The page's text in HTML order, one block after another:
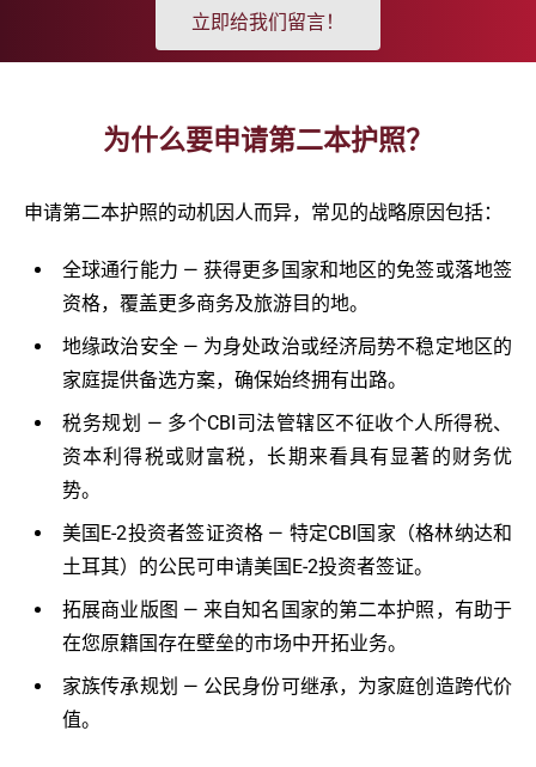
立即给我们留言！
为什么要申请第二本护照？
申请第二本护照的动机因人而异，常见的战略原因包括：
全球通行能力 — 获得更多国家和地区的免签或落地签
资格，覆盖更多商务及旅游目的地。
地缘政治安全 — 为身处政治或经济局势不稳定地区的
家庭提供备选方案，确保始终拥有出路。
税务规划 — 多个CBI司法管辖区不征收个人所得税、
资本利得税或财富税，长期来看具有显著的财务优
势。
美国E-2投资者签证资格 — 特定CBI国家（格林纳达和
土耳其）的公民可申请美国E-2投资者签证。
拓展商业版图 — 来自知名国家的第二本护照，有助于
在您原籍国存在壁垒的市场中开拓业务。
家族传承规划 — 公民身份可继承，为家庭创造跨代价
值。